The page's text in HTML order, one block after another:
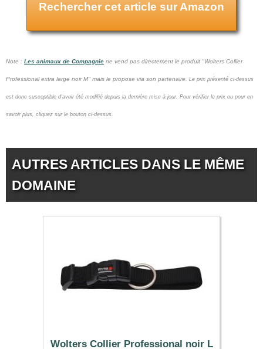
Rechercher cet article sur Amazon
Note : Les animaux de Compagnie ne vend pas directement le produit "Wolters Collier
Professional extra large noir M" mais le propose via son partenaire. Le prix présenté ci-dessus
est donc susceptible d'avoir été modifié depuis la dernière mise à jour. Pour vérifier le prix ou pour en
savoir plus, cliquez sur le bouton ci-dessus.
AUTRES ARTICLES DANS LE MÊME
DOMAINE
Wolters Collier Professional noir L